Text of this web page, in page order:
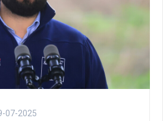
07-2025